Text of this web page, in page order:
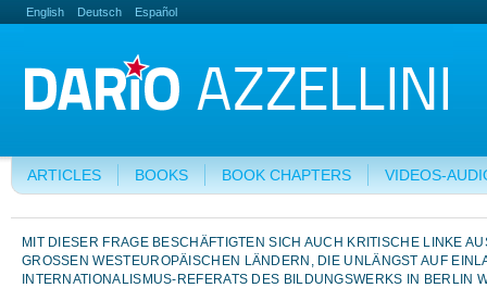
English Deutsch Español
ARTICLES BOOKS BOOK CHAPTERS VIDEOS-
MIT DIESER FRAGE BESCHÄFTIGTEN SICH AUCH KRITISCHE LINKE
GROSSEN WESTEUROPÄISCHEN LÄNDERN, DIE UNLÄNGST AUF
NTERNATIONALISMUS-REFERATS DES BILDUNGSWERKS IN BERLIN